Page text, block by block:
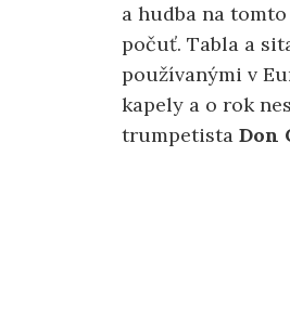
a hudba na
počuť. Tabla a
používanými v
kapely a o rok
trumpetista Don